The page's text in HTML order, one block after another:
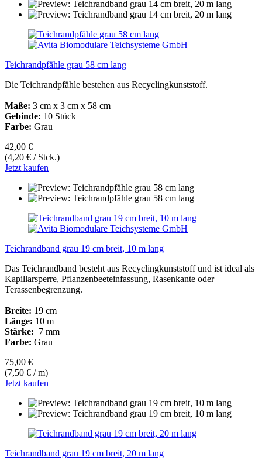
Teichrandpfähle grau 58 cm lang
Die Teichrandpfähle bestehen aus Recyclingkunststoff.
Maße: 3 cm x 3 cm x 58 cm
Gebinde: 10 Stück
Farbe: Grau
42,00 €
(4,20 € / Stck.)
Jetzt kaufen
Teichrandband grau 19 cm breit, 10 m lang
Das Teichrandband besteht aus Recyclingkunststoff und ist ideal als
Kapillarsperre, Pflanzenbeeteinfassung, Rasenkante oder
Terassenbegrenzung.
Breite: 19 cm
Länge: 10 m
Stärke: 7 mm
Farbe: Grau
75,00 €
(7,50 € / m)
Jetzt kaufen
Teichrandband grau 19 cm breit, 20 m lang